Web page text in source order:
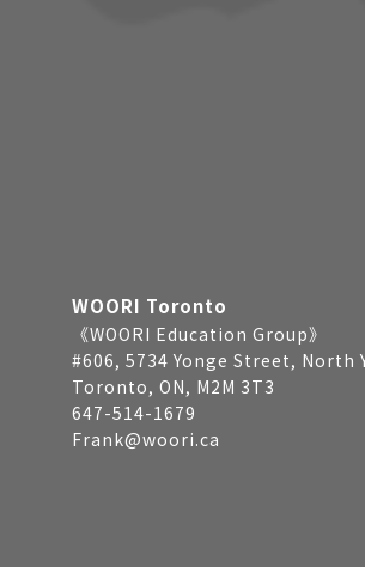
WOORI Toronto
《WOORI Education Group》
#606, 5734 Yonge Street, North
Toronto, ON, M2M 3T3
647-514-1679
Frank@woori.ca